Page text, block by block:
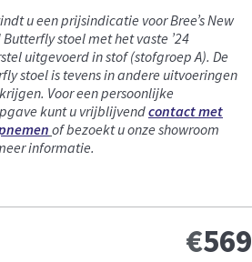
u een prijsindicatie voor Bree’s New
Butterfly stoel met het vaste ’24
uitgevoerd in stof (stofgroep A). De
stoel is tevens in andere uitvoeringen
Voor een persoonlijke
kunt u vrijblijvendcontact met
of bezoekt u onze showroom
informatie.
€569